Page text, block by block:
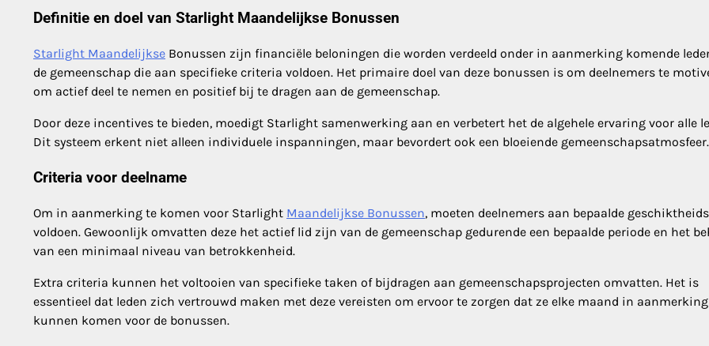
Definitie en doel van Starlight Maandelijkse Bonussen
Starlight Maandelijkse Bonussen zijn financiële beloningen die worden verdeeld onder in aanmerking komende
de gemeenschap die aan specifieke criteria voldoen. Het primaire doel van deze bonussen is om deelnemers te
om actief deel te nemen en positief bij te dragen aan de gemeenschap.
Door deze incentives te bieden, moedigt Starlight samenwerking aan en verbetert het de algehele ervaring voor alle
Dit systeem erkent niet alleen individuele inspanningen, maar bevordert ook een bloeiende gemeenschapsatmosfeer.
Criteria voor deelname
Om in aanmerking te komen voor Starlight Maandelijkse Bonussen, moeten deelnemers aan bepaalde
voldoen. Gewoonlijk omvatten deze het actief lid zijn van de gemeenschap gedurende een bepaalde periode en het
van een minimaal niveau van betrokkenheid.
Extra criteria kunnen het voltooien van specifieke taken of bijdragen aan gemeenschapsprojecten omvatten. Het is
essentieel dat leden zich vertrouwd maken met deze vereisten om ervoor te zorgen dat ze elke maand in aanmerking
kunnen komen voor de bonussen.